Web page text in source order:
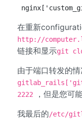
在重新
http://
链接和显示git
由于端口转发的
2222
，但是您可
我最后的/etc/